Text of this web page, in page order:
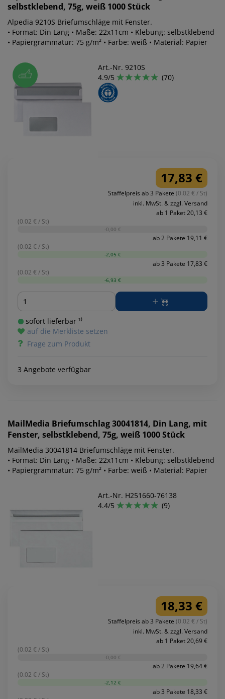
selbstklebend, 75g, weiß 1000 Stück
Alpedia 9210S Briefumschläge mit Fenster.
• Format: Din Lang • Maße: 22x11cm • Klebung: selbstklebend
• Papiergrammatur: 75 g/m² • Farbe: weiß • Material: Papier
Art.-Nr. 9210S
4.9/5
(70)
17,83 €
Staffelpreis ab 3 Pakete (0.02 € / St)
inkl. MwSt. & zzgl. Versand
ab 1 Paket 20,13 €
(0.02 € / St)
-0,00 €
ab 2 Pakete 19,11 €
(0.02 € / St)
-2,05 €
ab 3 Pakete 17,83 €
(0.02 € / St)
-6,93 €
Menge
sofort lieferbar ¹⁾
auf die Merkliste setzen
Frage zum Produkt
3 Angebote verfügbar
MailMedia Briefumschlag 30041814, Din Lang, mit
Fenster, selbstklebend, 75g, weiß 1000 Stück
MailMedia 30041814 Briefumschläge mit Fenster.
• Format: Din Lang • Maße: 22x11cm • Klebung: selbstklebend
• Papiergrammatur: 75 g/m² • Farbe: weiß • Material: Papier
Art.-Nr. H251660-76138
4.4/5
(9)
18,33 €
Staffelpreis ab 3 Pakete (0.02 € / St)
inkl. MwSt. & zzgl. Versand
ab 1 Paket 20,69 €
(0.02 € / St)
-0,00 €
ab 2 Pakete 19,64 €
(0.02 € / St)
-2,12 €
ab 3 Pakete 18,33 €